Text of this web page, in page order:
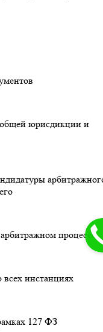
общей юрисдикции и
процессе
всех инстанциях
127 ФЗ